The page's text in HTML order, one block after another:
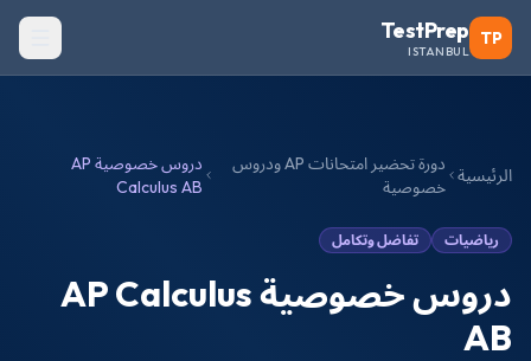
TP
TestPrep
ISTANBUL
الرئيسية
دورة تحضير امتحانات AP ودروس
خصوصية
دروس خصوصية AP
Calculus AB
رياضيات تفاضل وتكامل
دروس خصوصية AP Calculus
AB